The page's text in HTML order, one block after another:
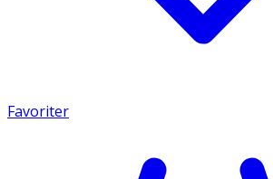
Favoriter